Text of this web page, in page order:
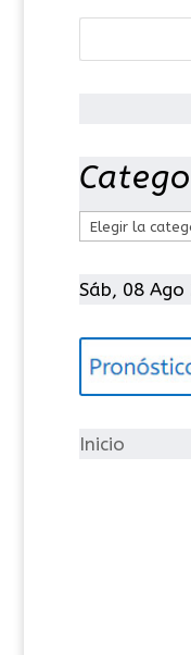
t
g
í
Sáb, 08
Inicio